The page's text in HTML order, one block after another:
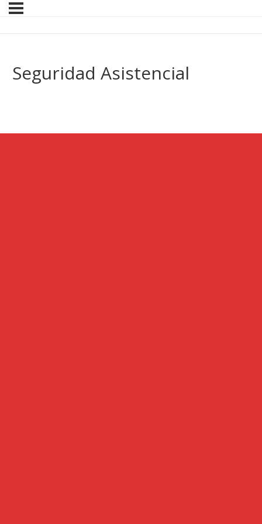
Seguridad Asistencial